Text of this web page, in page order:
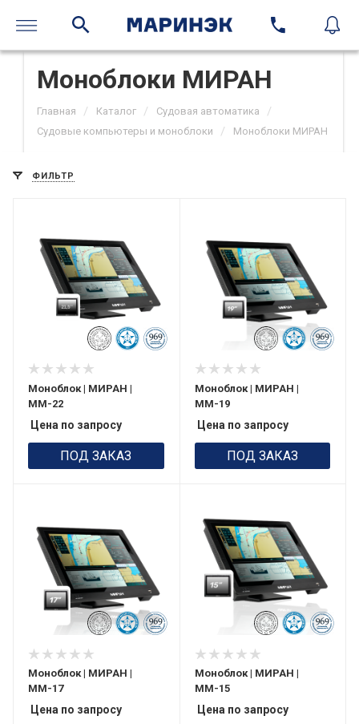
Моноблоки МИРАН
Главная / Каталог / Судовая автоматика /
Судовые компьютеры и моноблоки / Моноблоки МИРАН
ФИЛЬТР
Моноблок | МИРАН |
ММ-22
Цена по запросу
ПОД ЗАКАЗ
Моноблок | МИРАН |
ММ-19
Цена по запросу
ПОД ЗАКАЗ
Моноблок | МИРАН |
ММ-17
Цена по запросу
Моноблок | МИРАН |
ММ-15
Цена по запросу